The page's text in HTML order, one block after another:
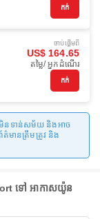
កក់
ចាប់ផ្ដើមពី
US$ 164.65
តម្លៃ/ អ្នកដំណើរ
កក់
មិនទាន់សម័យ និងអាច
មានត្រឹមត្រូវ និង
ទៅ អាកាសយ៉ូន